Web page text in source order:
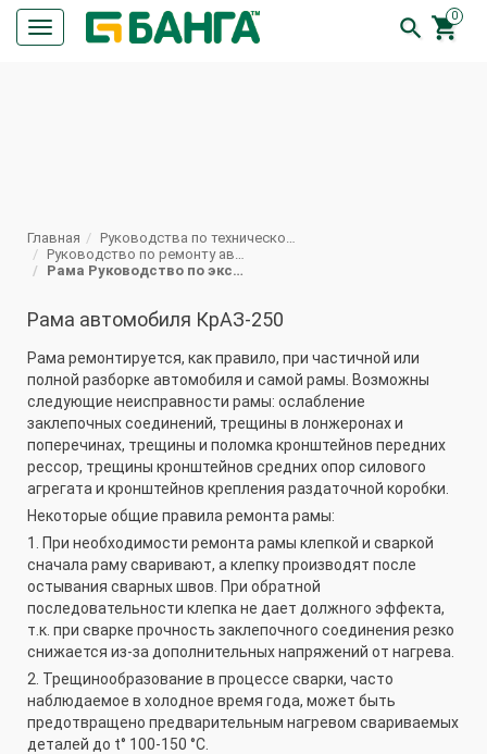
Кнопка
меню
0


Главная
Руководства по техническому обслуживанию и ремонту автомобилей КрАЗ
Руководство по ремонту автомобиля КрАЗ 250
Рама Руководство по эксплуатации КрАЗ-250
Рама автомобиля КрАЗ-250
Рама ремонтируется, как правило, при частичной или
полной разборке автомобиля и самой рамы. Возможны
следующие неисправности рамы: ослабление
заклепочных соединений, трещины в лонжеронах и
поперечинах, трещины и поломка кронштейнов передних
рессор, трещины кронштейнов средних опор силового
агрегата и кронштейнов крепления раздаточной коробки.
Некоторые общие правила ремонта рамы:
1. При необходимости ремонта рамы клепкой и сваркой
сначала раму сваривают, а клепку производят после
остывания сварных швов. При обратной
последовательности клепка не дает должного эффекта,
т.к. при сварке прочность заклепочного соединения резко
снижается из-за дополнительных напряжений от нагрева.
2. Трещинообразование в процессе сварки, часто
наблюдаемое в холодное время года, может быть
предотвращено предварительным нагревом свариваемых
деталей до t° 100-150 °С.